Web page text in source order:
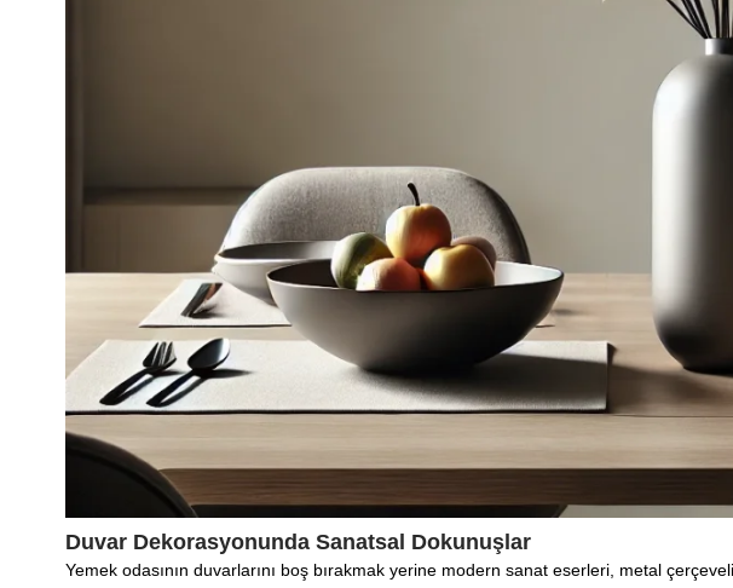
Duvar Dekorasyonunda Sanatsal Dokunuşlar
Yemek odasının duvarlarını boş bırakmak yerine modern sanat eserleri, metal